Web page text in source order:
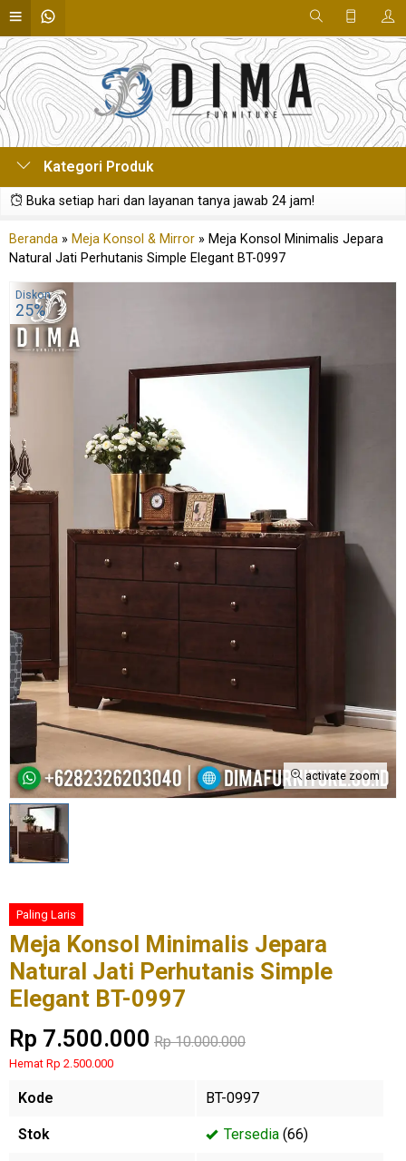
Kategori Produk
Buka setiap hari dan layanan tanya jawab 24 jam!
Beranda » Meja Konsol & Mirror » Meja Konsol Minimalis Jepara
Natural Jati Perhutanis Simple Elegant BT-0997
activate zoom
Diskon
25%
Paling Laris
Meja Konsol Minimalis Jepara
Natural Jati Perhutanis Simple
Elegant BT-0997
Rp 7.500.000 Rp 10.000.000
Hemat Rp 2.500.000
Kode BT-0997
Stok Tersedia (66)